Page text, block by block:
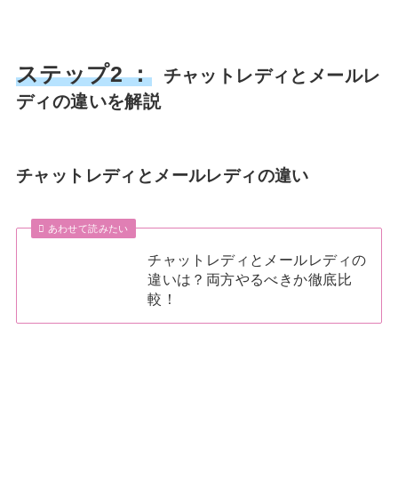
ステップ2 ：チャットレディとメールレ
ディの違いを解説
チャットレディとメールレディの違い
あわせて読みたい
チャットレディとメールレディの
違いは？両方やるべきか徹底比
較！